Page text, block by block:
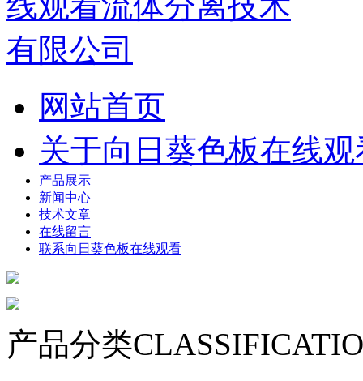
网站首页
关于向日葵色板在线观
产品展示
新闻中心
技术文章
在线留言
联系向日葵色板在线观看
产品分类